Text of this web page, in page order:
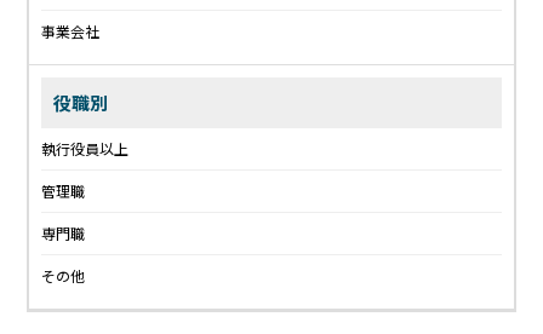
事業会社
役職別
執行役員以上
管理職
専門職
その他